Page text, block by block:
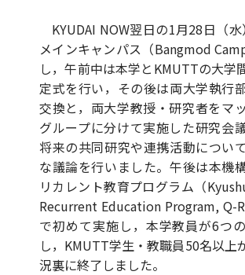
KYUDAI NOW翌日の1月28日（
メインキャンパス（Bangmod
し，午前中は本学とKMUTTの大学
定式を行い，その後は両大学執行
交換と，両大学教授・研究者をマ
グループに分けて実施した研究会
将来の共同研究や連携活動につい
な議論を行いました。午後は本機
リカレント教育プログラム（
Recurrent Education Program, Q-
で初めて実施し，本学教員が6つ
し，KMUTT学生・教職員50名以上
況裏に終了しました。